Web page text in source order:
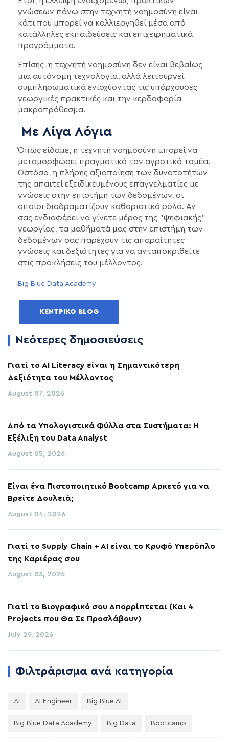
γνώσεων πάνω στην τεχνητή νοημοσύνη είναι
κάτι που μπορεί να καλλιεργηθεί μέσα από
κατάλληλες εκπαιδεύσεις και επιχειρηματικά
προγράμματα.
Επίσης, η τεχνητή νοημοσύνη δεν είναι βεβαίως
μια αυτόνομη τεχνολογία, αλλά λειτουργεί
συμπληρωματικά ενισχύοντας τις υπάρχουσες
γεωργικές πρακτικές και την κερδοφορία
μακροπρόθεσμα.
Με Λίγα Λόγια
Όπως είδαμε, η τεχνητή νοημοσύνη μπορεί να
μεταμορφώσει πραγματικά τον αγροτικό τομέα.
Ωστόσο, η πλήρης αξιοποίηση των δυνατοτήτων
της απαιτεί εξειδικευμένους επαγγελματίες με
γνώσεις στην επιστήμη των δεδομένων, οι
οποίοι διαδραματίζουν καθοριστικό ρόλο. Αν
σας ενδιαφέρει να γίνετε μέρος της "ψηφιακής"
γεωργίας, τα μαθήματά μας στην επιστήμη των
δεδομένων σας παρέχουν τις απαραίτητες
γνώσεις και δεξιότητες για να ανταποκριθείτε
στις προκλήσεις του μέλλοντος.
Big Blue Data Academy
ΚΕΝΤΡΙΚΌ BLOG
Νεότερες δημοσιεύσεις
Γιατί το AI Literacy είναι η Σημαντικότερη
Δεξιότητα του Μέλλοντος
August 07, 2026
Από τα Υπολογιστικά Φύλλα στα Συστήματα: Η
Εξέλιξη του Data Analyst
August 05, 2026
Είναι ένα Πιστοποιητικό Bootcamp Αρκετό για να
Βρείτε Δουλειά;
August 04, 2026
Γιατί το Supply Chain + AI είναι το Κρυφό Υπερόπλο
της Καριέρας σου
August 03, 2026
Γιατί το Βιογραφικό σου Απορρίπτεται (Και 4
Projects που Θα Σε Προσλάβουν)
July 29, 2026
Φιλτράρισμα ανά κατηγορία
AI AI Engineer Big Blue AI
Big Blue Data Academy Big Data Bootcamp